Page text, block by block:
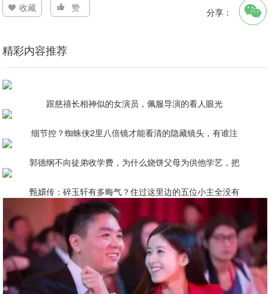
收藏 赞 分享：
精彩内容推荐
跟慈禧长相神似的女演员，佩服导演的看人眼光
细节控？蜘蛛侠2里八倍镜才能看清的隐藏镜头，有谁注
郭德纲不向徒弟收学费，为什么烧饼父母为供他学艺，把
甄嬛传：碎玉轩有多晦气？住过这里边的五位小主全没有